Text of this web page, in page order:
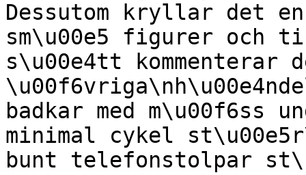
Dessutom kryllar det
sm\u00e5 figurer och
s\u00e4tt kommenterar
badkar med m\u00f6ss
minimal cykel
bunt telefonstolpar